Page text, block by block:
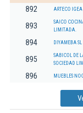
892 ARTECO IGEA
893
SAICO
LIMITADA.
894 DIYAMEBA SL
895
SABICOL DE
SOCIEDAD
896 MUEBLES